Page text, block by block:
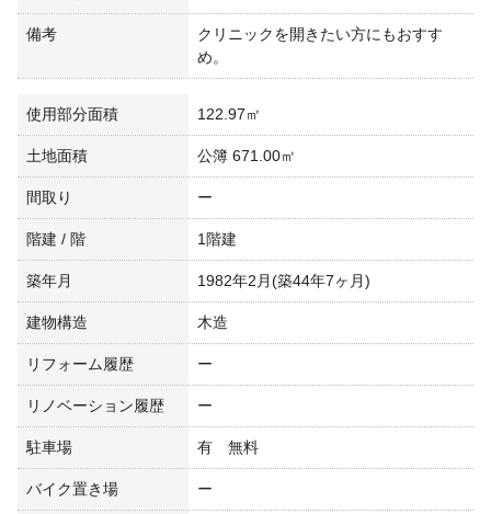
備考
クリニックを開きたい方にもおすす
め。
使用部分面積 122.97㎡
土地面積 公簿 671.00㎡
間取り ー
階建 / 階 1階建
築年月 1982年2月(築44年7ヶ月)
建物構造 木造
リフォーム履歴 ー
リノベーション履歴 ー
駐車場 有 無料
バイク置き場 ー